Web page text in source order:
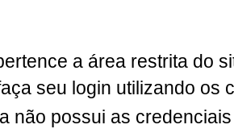
a área restrita do
seu login utilizando os
não possui as